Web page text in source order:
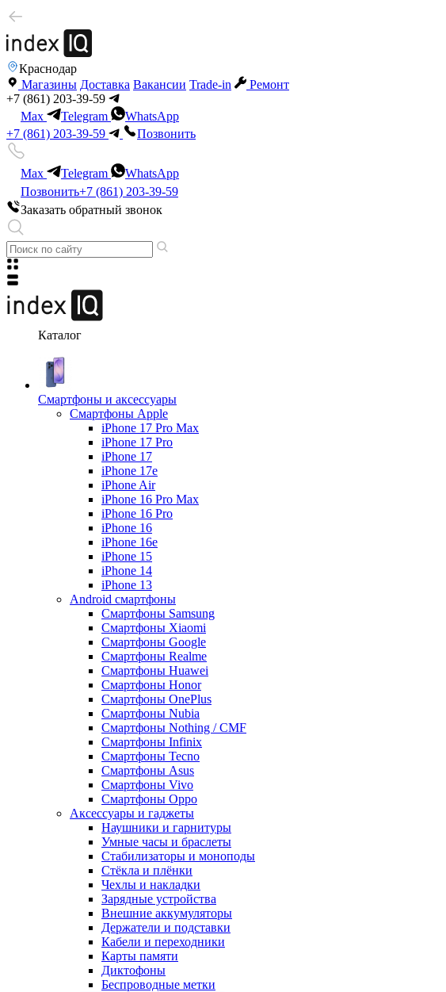
Краснодар
Магазины Доставка Вакансии Trade-in
Ремонт
+7 (861) 203-39-59
Max
Telegram
WhatsApp
+7 (861) 203-39-59
Позвонить
Max Telegram
WhatsApp
Позвонить+7 (861) 203-39-59
Заказать обратный звонок
Каталог
Смартфоны и аксессуары
Смартфоны Apple
iPhone 17 Pro Max
iPhone 17 Pro
iPhone 17
iPhone 17e
iPhone Air
iPhone 16 Pro Max
iPhone 16 Pro
iPhone 16
iPhone 16e
iPhone 15
iPhone 14
iPhone 13
Android cмартфоны
Смартфоны Samsung
Смартфоны Xiaomi
Смартфоны Google
Смартфоны Realme
Смартфоны Huawei
Смартфоны Honor
Смартфоны OnePlus
Смартфоны Nubia
Смартфоны Nothing / CMF
Смартфоны Infinix
Смартфоны Tecno
Смартфоны Asus
Смартфоны Vivo
Смартфоны Oppo
Аксессуары и гаджеты
Наушники и гарнитуры
Умные часы и браслеты
Стабилизаторы и моноподы
Стёкла и плёнки
Чехлы и накладки
Зарядные устройства
Внешние аккумуляторы
Держатели и подставки
Кабели и переходники
Карты памяти
Диктофоны
Беспроводные метки